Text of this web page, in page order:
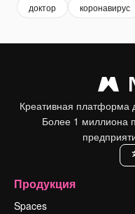
доктор коронавирус
Креативная платформа
Более 1 миллиона
Продукция
Spaces